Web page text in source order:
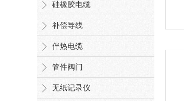
硅橡胶电缆
补偿导线
伴热电缆
管件阀门
无纸记录仪